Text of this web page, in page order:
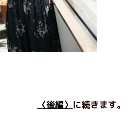
〈後編〉 に続きます。